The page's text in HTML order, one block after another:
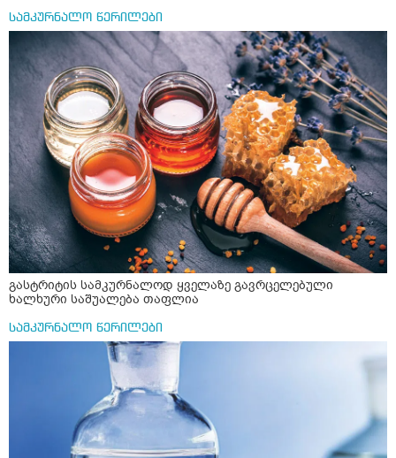
ეფექტურობის მიზნით. 1) პირველი ვარიანტი არის ჩაი:
როგორ მივიღო კურკუმას ჩაი? უზმოზე,ჭამამდე თუ ჭამის
შემდეგ? თბილი წყალი უნდა დავასხათ თუ მდუღარე?
წავიკითხე რომ კურკუმას თუ დავასხამთ მდუღარე
წყალს, ის დაკარგავსო სასარგებლო თვისებებს, ასევე
წავიკითხე რომ თუ არ ადუღდა კურკუმა წყალში, მაშინ
შეიცავო დიდი ოდენობით ოქსალატებს და თირკმელში
გააჩენსო კენჭებს. ზუსტად ვერ გავიგე როგორ
მოვამზადო უსაფრთხოდ. 2) მეორე ვარიანტი
მაინტერესებს რძესთან ერთად მიღება: რძეში ჩავყარო
ერთი სუფრის კოვზის მეოთხედი ფხვნილი კურკუმა და
ჩავყარო ცოტა შავი პილპილი და ავადუღო თუ ჯერ რძე
ავადუღო, ცოტა გათბეს და მერე ჩავყარო კურკუმა? და
საღამოს ვახშამზე რომ მივიღო თუ შეიძლება? P.S მიზანი
არის ანთების საწინააღმდეგო,ანტიოქსიდანტური და
დამამშვიდებელი( მშვიდი ძილისთვის)
სამკურნალო წერილები
გასტრიტის სამკურნალოდ ყველაზე გავრცელებული
ხალხური საშუალება თაფლია
სამკურნალო წერილები